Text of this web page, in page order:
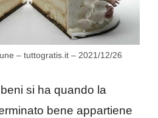
– tuttogratis.it – 2021/12/26
si ha quando la
bene appartiene